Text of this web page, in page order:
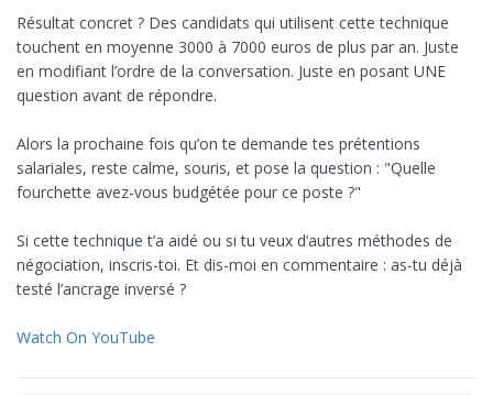
Résultat concret ? Des candidats qui utilisent cette technique
touchent en moyenne 3000 à 7000 euros de plus par an. Juste
en modifiant l’ordre de la conversation. Juste en posant UNE
question avant de répondre.
Alors la prochaine fois qu’on te demande tes prétentions
salariales, reste calme, souris, et pose la question : "Quelle
fourchette avez-vous budgétée pour ce poste ?"
Si cette technique t’a aidé ou si tu veux d’autres méthodes de
négociation, inscris-toi. Et dis-moi en commentaire : as-tu déjà
testé l’ancrage inversé ?
Watch On YouTube